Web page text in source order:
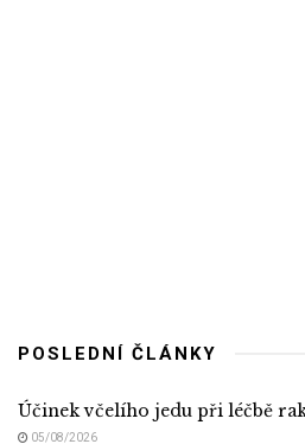
POSLEDNÍ ČLÁNKY
Účinek včelího jedu při léčbě
05/08/2026